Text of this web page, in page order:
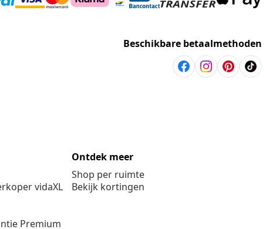
Beschikbare betaalmethoden
vidaXL
Premium
Ontdek meer
Shop per ruimte
Bekijk kortingen